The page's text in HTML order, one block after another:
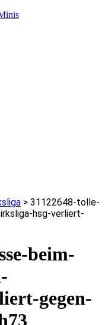
> 31122648-tolle-
hsg-verliert-
beim-
gegen-